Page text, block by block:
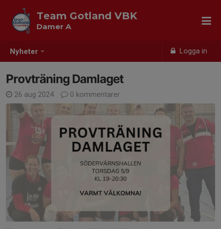
Nyheter Logga in
Team Gotland VBK
Damer A
Provträning Damlaget
26 aug 2024 0 kommentarer